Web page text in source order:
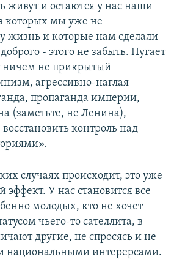
живут и остаются у нас наши
которых мы уже не
жизнь и которые нам сделали
- этого не забыть. Пугает
ничем не прикрытый
агрессивно-наглая
пропаганда империи,
(заметьте, не Ленина),
контроль над
случаях происходит, это уже
эффект. У нас становится все
молодых, кто не хочет
чьего-то сателлита, в
другие, не спросясь и не
национальными интерерсами.